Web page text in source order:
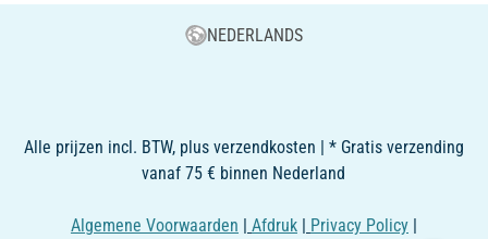
NEDERLANDS
Alle prijzen incl. BTW, plus verzendkosten | * Gratis verzending
vanaf 75 € binnen Nederland
Algemene Voorwaarden | Afdruk | Privacy Policy |